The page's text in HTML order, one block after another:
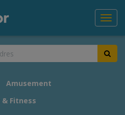
Amusement
& Fitness